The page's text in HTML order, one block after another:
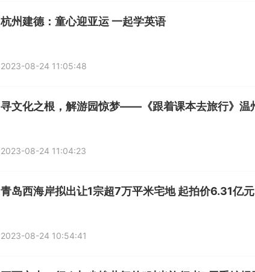
杭州建德：童心迎亚运 一起学英语
2023-08-24 11:05:48
2023-08-24 11:04:23
青岛西海岸拟出让1宗超7万平米宅地 起拍价6.31亿元
2023-08-24 10:54:41